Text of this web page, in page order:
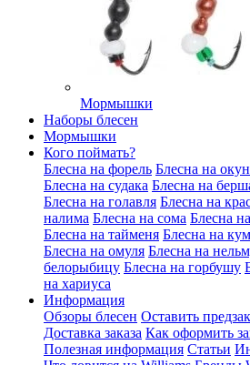
Мормышки
Наборы блесен
Мормышки
Кого поймать?
Блесна на форель Блесна на
Блесна на судака Блесна на
Блесна на голавля Блесна на
налима Блесна на сома Блесна
Блесна на тайменя Блесна на
Блесна на омуля Блесна на
белорыбицу Блесна на горбушу
на хариуса
Информация
Обзоры блесен Оставить
Доставка заказа Как оформить
Полезная информация Статьи